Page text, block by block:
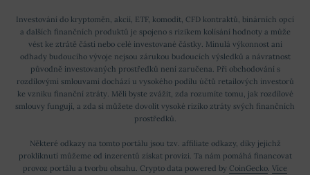
Investování do kryptoměn, akcií, ETF, komodit, CFD kontraktů, binárních opcí
a dalších finančních produktů je spojeno s rizikem kolísání hodnoty a může
vést ke ztrátě části nebo celé investované částky. Minulá výkonnost ani
odhady budoucího vývoje nejsou zárukou budoucích výsledků a návratnost
původně investovaných prostředků není zaručena. Při obchodování s
rozdílovými smlouvami dochází u vysokého podílu účtů retailových investorů
ke vzniku finanční ztráty. Měli byste zvážit, zda rozumíte tomu, jak rozdílové
smlouvy fungují, a zda si můžete dovolit vysoké riziko ztráty svých finančních
prostředků.
Některé odkazy na tomto portálu jsou tzv. affiliate odkazy, díky jejichž
prokliknutí můžeme od inzerentů získat provizi. Ta nám pomáhá financovat
provoz portálu a tvorbu obsahu. Crypto data powered by CoinGecko Více